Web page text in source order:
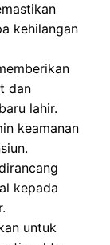
kehilangan
dan
lahir.
keamanan
kepada
untuk